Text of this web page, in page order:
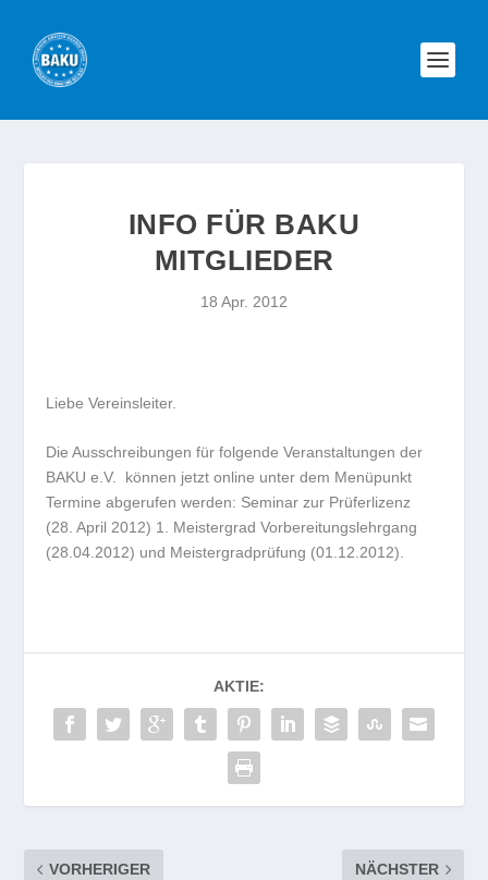
INFO FÜR BAKU
MITGLIEDER
18 Apr. 2012
Liebe Vereinsleiter.
Die Ausschreibungen für folgende Veranstaltungen der
BAKU e.V. können jetzt online unter dem Menüpunkt
Termine abgerufen werden: Seminar zur Prüferlizenz
(28. April 2012) 1. Meistergrad Vorbereitungslehrgang
(28.04.2012) und Meistergradprüfung (01.12.2012).
AKTIE:
VORHERIGER NÄCHSTER